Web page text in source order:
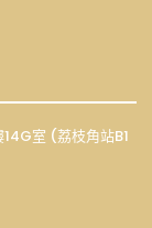
室 (荔枝角站B1